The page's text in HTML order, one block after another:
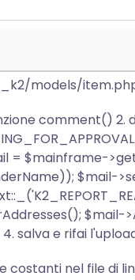
models/
comment()
= $mainframe-
$mail-
salva e rifai
nel file di